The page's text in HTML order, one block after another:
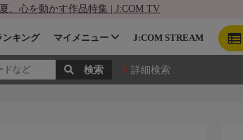
、心を動かす作品特集 | J:COM TV
ンキング マイメニュー J:COM STREAM
詳細検索